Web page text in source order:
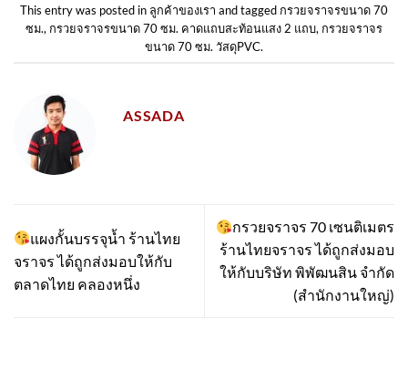
This entry was posted in ลูกค้าของเรา and tagged กรวยจราจรขนาด 70
ซม., กรวยจราจรขนาด 70 ซม. คาดแถบสะท้อนแสง 2 แถบ, กรวยจราจร
ขนาด 70 ซม. วัสดุPVC.
ASSADA
แผงกั้นบรรจุน้ำ ร้านไทย
จราจร ได้ถูกส่งมอบให้กับ
ตลาดไทย คลองหนึ่ง
กรวยจราจร 70 เซนติเมตร
ร้านไทยจราจร ได้ถูกส่งมอบ
ให้กับบริษัท พิพัฒนสิน จำกัด
(สำนักงานใหญ่)